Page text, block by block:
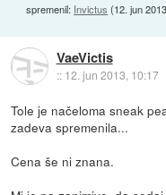
spremenil: Invictus (12. jun
VaeVictis
:: 12. jun 2013, 10:17
Tole je načeloma sneak
zadeva spremenila...
Cena še ni znana.